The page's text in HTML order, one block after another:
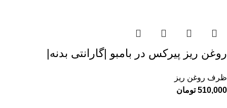
روغن ریز پیرکس در بامبو |گارانتی بدنه|
ظرف روغن ریز
510,000 تومان